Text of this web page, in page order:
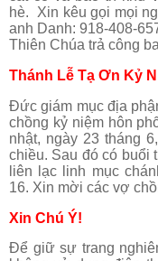
hè. Xin kêu gọi mọi
anh Danh: 918-408-
Thiên Chúa trả công
Thánh Lễ Tạ Ơn Kỷ
Đức giám mục địa
chồng kỷ niệm hôn
nhật, ngày 23 tháng
chiều. Sau đó có buổi
liên lạc linh mục
16. Xin mời các vợ
Xin Chú Ý!
Để giữ sự trang